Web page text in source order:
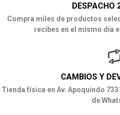
DESPACHO
Compra miles de productos
recibes en el mismo día
CAMBIOS Y
Tienda física en Av. Apoquindo
de